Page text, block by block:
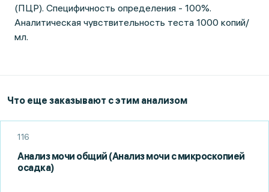
(ПЦР). Специфичность определения - 100%.
Аналитическая чувствительность теста 1000 копий/
мл.
Что еще заказывают с этим анализом
116
Анализ мочи общий (Анализ мочи с микроскопией
осадка)